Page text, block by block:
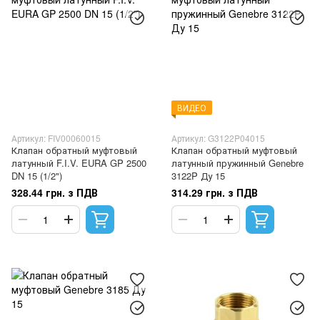
Артикул: FIV00060015
Клапан обратный муфтовый
латунный F.I.V. EURA GP 2500
DN 15 (1/2")
328.44 грн. з ПДВ
ВИДЕО
Артикул: G3122P04015
Клапан обратный муфтовый
латунный пружинный Genebre
3122P Ду 15
314.29 грн. з ПДВ